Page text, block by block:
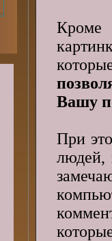
Вашу
При
людей,